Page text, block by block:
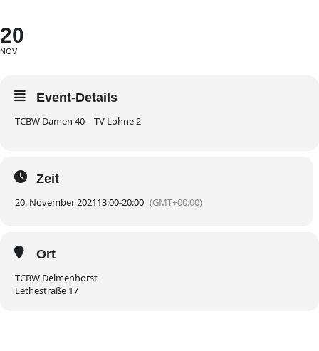
20
NOV
Event-Details
TCBW Damen 40 – TV Lohne 2
Zeit
20. November 202113:00-20:00 (GMT+00:00)
Ort
TCBW Delmenhorst
Lethestraße 17